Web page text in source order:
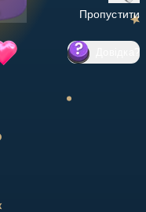
Пропустити
?